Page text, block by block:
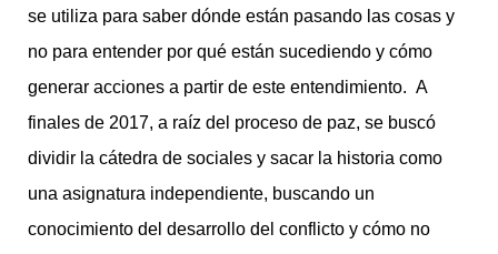
se utiliza para saber dónde están pasando las cosas y
no para entender por qué están sucediendo y cómo
generar acciones a partir de este entendimiento. A
finales de 2017, a raíz del proceso de paz, se buscó
dividir la cátedra de sociales y sacar la historia como
una asignatura independiente, buscando un
conocimiento del desarrollo del conflicto y cómo no